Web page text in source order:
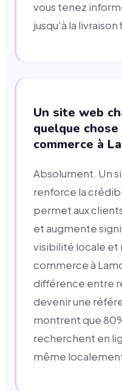
vous tenez
jusqu'à la livraison
Un site web
quelque
commerce à
Absolument. Un
renforce la
permet aux
et augmente
visibilité locale et
commerce à
différence entre
devenir une
montrent que
recherchent en
même